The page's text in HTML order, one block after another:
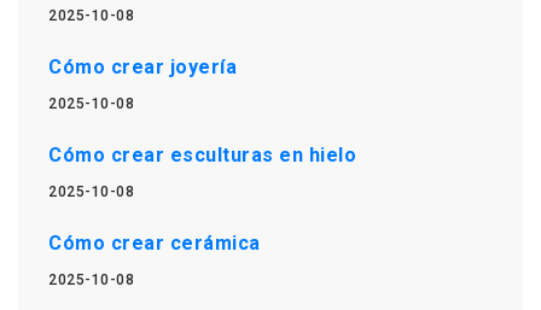
2025-10-08
Cómo crear joyería
2025-10-08
Cómo crear esculturas en hielo
2025-10-08
Cómo crear cerámica
2025-10-08